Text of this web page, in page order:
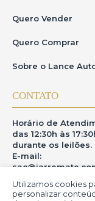
Utilizamos cookies
personalizar
Quero Vender
Quero Comprar
Sobre o Lance
CONTATO
Horário de
das 12:30h às
durante os leilões.
E-mail:
ONDE ESTAMOS